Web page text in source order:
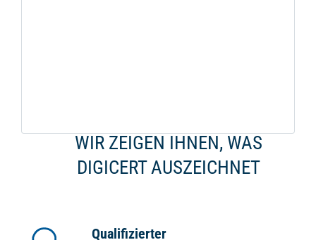
WIR ZEIGEN IHNEN, WAS
DIGICERT AUSZEICHNET
Qualifizierter